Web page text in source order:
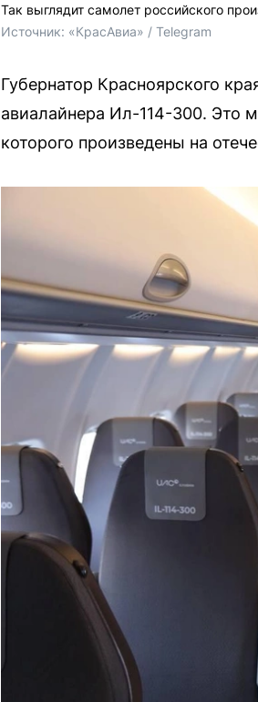
Так выглядит самолет российского
Источник: «КрасАвиа» / Telegram
Губернатор Красноярского
авиалайнера Ил-114-300. Это
которого произведены на